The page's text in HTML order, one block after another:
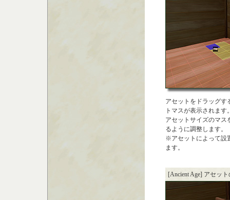
アセットをドラッグす
トマスが表示されます
アセットサイズのマス
るように調整します。
※アセットによって設
ます。
[Ancient Age] アセッ